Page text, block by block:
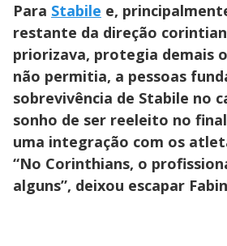
Para Stabile e,
restante da direção
priorizava, protegia demais
não permitia, a pessoas
sobrevivência de Stabile no
sonho de ser reeleito no
uma integração com os
“No Corinthians, o
alguns”, deixou escapar